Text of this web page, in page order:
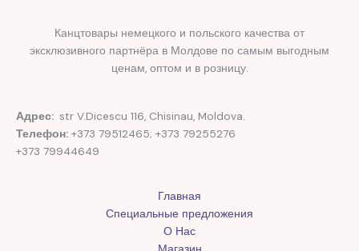
Канцтовары немецкого и польского качества от
эксклюзивного партнёра в Молдове по самым выгодным
ценам, оптом и в розницу.
Адрес: str V.Dicescu 116, Chisinau, Moldova.
Телефон: +373 79512465; +373 79255276
+373 79944649
Главная
Специальные предложения
О Нас